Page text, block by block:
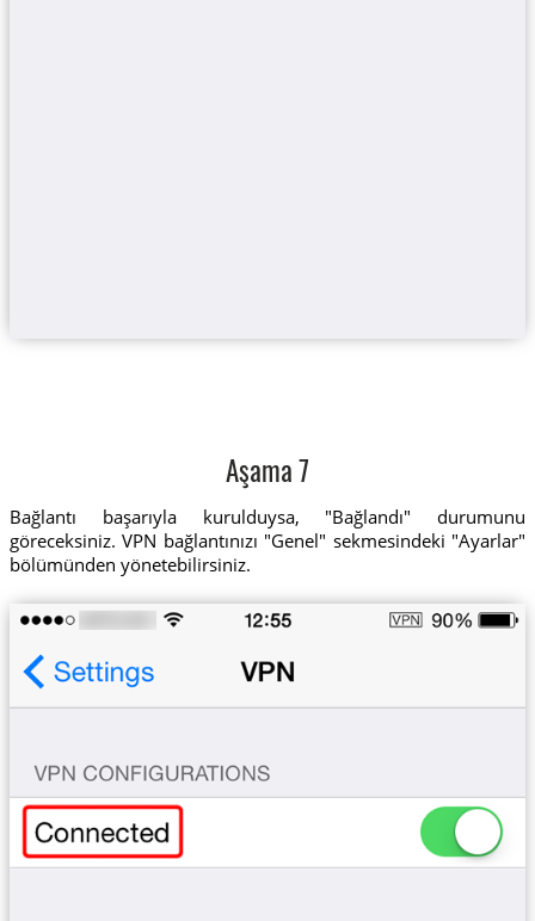
Aşama 7
Bağlantı başarıyla kurulduysa, "Bağlandı" durumunu
göreceksiniz. VPN bağlantınızı "Genel" sekmesindeki "Ayarlar"
bölümünden yönetebilirsiniz.